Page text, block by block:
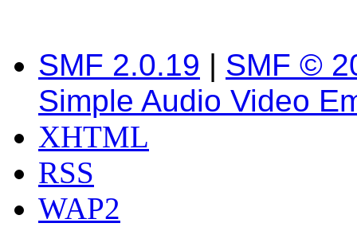
SMF 2.0.19 | SMF ©
Simple Audio Video
XHTML
RSS
WAP2